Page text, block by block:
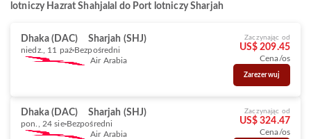
lotniczy Hazrat Shahjalal do Port lotniczy Sharjah
Dhaka (DAC) Sharjah (SHJ)
niedz., 11 paź Bezpośredni
Air Arabia
Zaczynając od
US$ 209.45
Cena/os
Zarezerwuj
Dhaka (DAC) Sharjah (SHJ)
pon., 24 sie Bezpośredni
Air Arabia
Zaczynając od
US$ 324.47
Cena/os